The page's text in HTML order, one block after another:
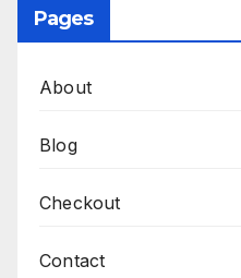
Pages
About
Blog
Checkout
Contact